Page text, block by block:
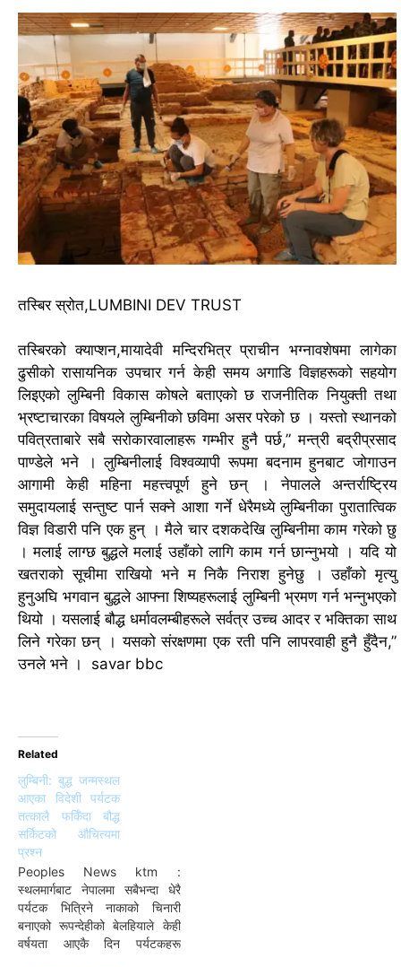
तस्बिर स्रोत,LUMBINI DEV TRUST
तस्बिरको क्याप्शन,मायादेवी मन्दिरभित्र प्राचीन भग्नावशेषमा लागेका
ढुसीको रासायनिक उपचार गर्न केही समय अगाडि विज्ञहरूको सहयोग
लिइएको लुम्बिनी विकास कोषले बताएको छराजनीतिक नियुक्ती तथा
भ्रष्टाचारका विषयले लुम्बिनीको छविमा असर परेको छ । यस्तो स्थानको
पवित्रताबारे सबै सरोकारवालाहरू गम्भीर हुनै पर्छ,” मन्त्री बद्रीप्रसाद
पाण्डेले भने ।लुम्बिनीलाई विश्वव्यापी रूपमा बदनाम हुनबाट जोगाउन
आगामी केही महिना महत्त्वपूर्ण हुने छन् ।नेपालले अन्तर्राष्ट्रिय
समुदायलाई सन्तुष्ट पार्न सक्ने आशा गर्ने धेरैमध्ये लुम्बिनीका पुरातात्विक
विज्ञ विडारी पनि एक हुन् ।मैले चार दशकदेखि लुम्बिनीमा काम गरेको छु
। मलाई लाग्छ बुद्धले मलाई उहाँको लागि काम गर्न छान्नुभयो । यदि यो
खतराको सूचीमा राखियो भने म निकै निराश हुनेछु ।उहाँको मृत्यु
हुनुअघि भगवान बुद्धले आफ्ना शिष्यहरूलाई लुम्बिनी भ्रमण गर्न भन्नुभएको
थियो । यसलाई बौद्ध धर्मावलम्बीहरूले सर्वत्र उच्च आदर र भक्तिका साथ
लिने गरेका छन् । यसको संरक्षणमा एक रती पनि लापरवाही हुनै हुँदैन,”
उनले भने । savar bbc
Related
लुम्बिनी: बुद्ध जन्मस्थल
आएका विदेशी पर्यटक
तत्कालै फर्किँदा बौद्ध
सर्किटको औचित्यमा
प्रश्न
Peoples News ktm :
स्थलमार्गबाट नेपालमा सबैभन्दा धेरै
पर्यटक भित्रिने नाकाको चिनारी
बनाएको रूपन्देहीको बेलहियाले केही
वर्षयता आएकै दिन पर्यटकहरू